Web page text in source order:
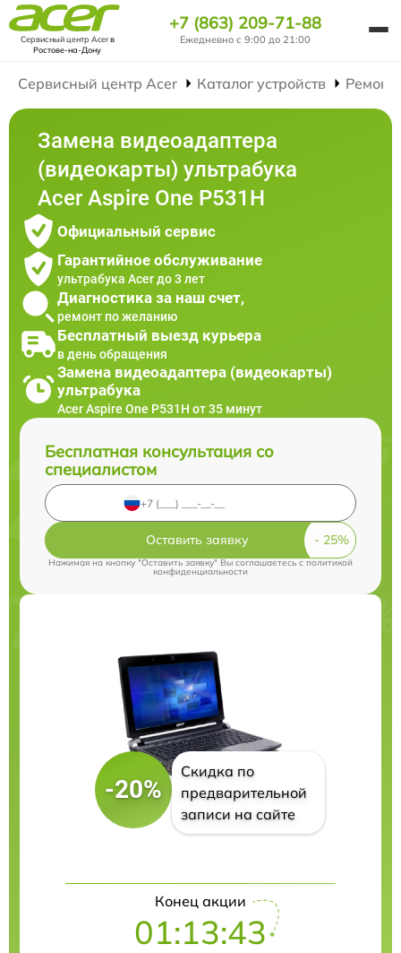
Сервисный центр Acerв
Ростове-на-Дону
+7 (863) 209-71-88
Ежедневно с 9:00 до 21:00
Сервисный центр Acer Каталог устройств Ремонт
Замена видеоадаптера
(видеокарты) ультрабука
Acer Aspire One P531H
Официальный сервис
Гарантийное обслуживание
ультрабука Acer до 3 лет
Диагностика за наш счет,
ремонт по желанию
Бесплатный выезд курьера
в день обращения
Замена видеоадаптера (видеокарты)
ультрабука
Acer Aspire One P531H от 35 минут
Бесплатная консультация со
специалистом
Оставить заявку
Нажимая на кнопку "Оставить заявку" Вы соглашаетесь cполитикой
конфиденциальности
-20%
Скидка по
предварительной
записи на сайте
Конец акции
01:13:42